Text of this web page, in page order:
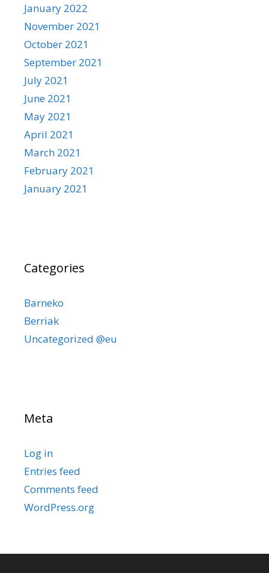
January 2022
November 2021
October 2021
September 2021
July 2021
June 2021
May 2021
April 2021
March 2021
February 2021
January 2021
Categories
Barneko
Berriak
Uncategorized @eu
Meta
Log in
Entries feed
Comments feed
WordPress.org